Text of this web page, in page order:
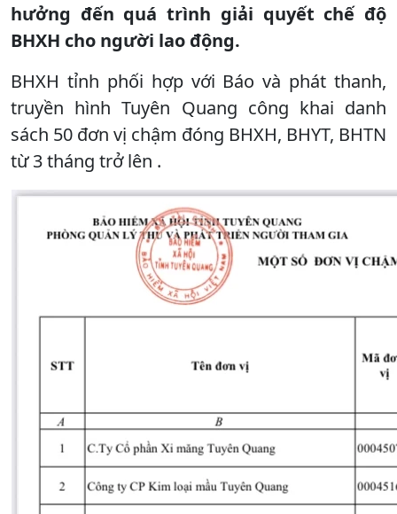
hưởng đến quá trình giải quyết chế độ
BHXH cho người lao động.
BHXH tỉnh phối hợp với Báo và phát thanh,
truyền hình Tuyên Quang công khai danh
sách 50 đơn vị chậm đóng BHXH, BHYT, BHTN
từ 3 tháng trở lên .